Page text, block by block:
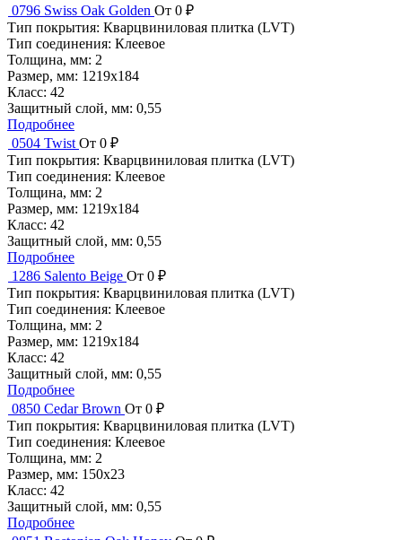
0796 Swiss Oak Golden От 0 ₽
Тип покрытия: Кварцвиниловая плитка (LVT)
Тип соединения: Клеевое
Толщина, мм: 2
Размер, мм: 1219x184
Класс: 42
Защитный слой, мм: 0,55
Подробнее
0504 Twist От 0 ₽
Тип покрытия: Кварцвиниловая плитка (LVT)
Тип соединения: Клеевое
Толщина, мм: 2
Размер, мм: 1219x184
Класс: 42
Защитный слой, мм: 0,55
Подробнее
1286 Salento Beige От 0 ₽
Тип покрытия: Кварцвиниловая плитка (LVT)
Тип соединения: Клеевое
Толщина, мм: 2
Размер, мм: 1219x184
Класс: 42
Защитный слой, мм: 0,55
Подробнее
0850 Cedar Brown От 0 ₽
Тип покрытия: Кварцвиниловая плитка (LVT)
Тип соединения: Клеевое
Толщина, мм: 2
Размер, мм: 150x23
Класс: 42
Защитный слой, мм: 0,55
Подробнее